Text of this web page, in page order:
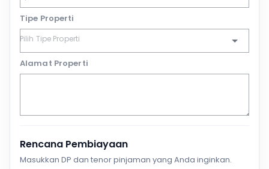
Tipe Properti
Alamat Properti
Rencana Pembiayaan
Masukkan DP dan tenor pinjaman yang Anda inginkan.